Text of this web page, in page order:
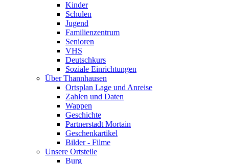
Kinder
Schulen
Jugend
Familienzentrum
Senioren
VHS
Deutschkurs
Soziale Einrichtungen
Über Thannhausen
Ortsplan Lage und Anreise
Zahlen und Daten
Wappen
Geschichte
Partnerstadt Mortain
Geschenkartikel
Bilder - Filme
Unsere Ortsteile
Burg